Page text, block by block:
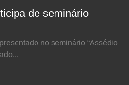
de seminário
no seminário “Assédio